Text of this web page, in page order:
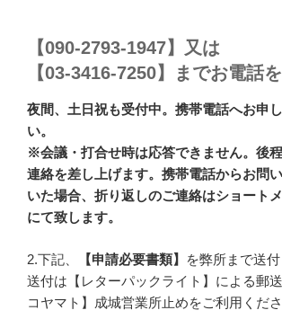
【090-2793-1947】又は
【03-3416-7250】までお電話を
夜間、土日祝も受付中。携帯電話へお申
い。
※会議・打合せ時は応答できません。後
連絡を差し上げます。携帯電話からお問
いた場合、折り返しのご連絡はショートメ
にて致します。
2.下記、 【申請必要書類】
を弊所まで送付
送付は【レターパックライト】による郵
コヤマト】成城営業所止めをご利用くださ